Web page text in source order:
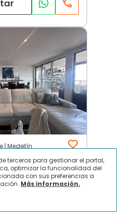
| Medellín
EL
terceros para gestionar el portal,
optimizar la funcionalidad del
con sus preferencias a
Más información.